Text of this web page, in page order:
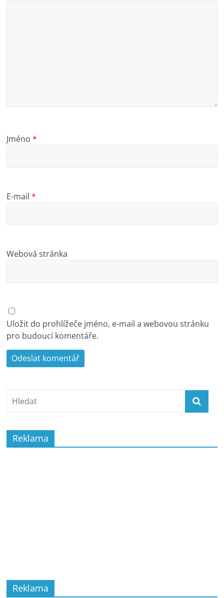
Jméno*
E-mail*
Webová stránka
Uložit do prohlížeče jméno, e-mail a webovou stránku
pro budoucí komentáře.
Reklama
Reklama